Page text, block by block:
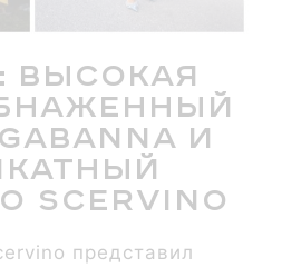
высокая
и
Scervino
представил